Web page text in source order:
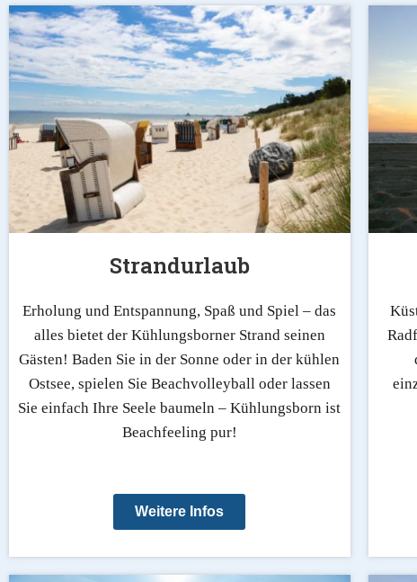
Strandurlaub
Erholung und Entspannung, Spaß und Spiel – das
alles bietet der Kühlungsborner Strand seinen
Gästen! Baden Sie in der Sonne oder in der kühlen
Ostsee, spielen Sie Beachvolleyball oder lassen
Sie einfach Ihre Seele baumeln – Kühlungsborn ist
Beachfeeling pur!
Weitere Infos